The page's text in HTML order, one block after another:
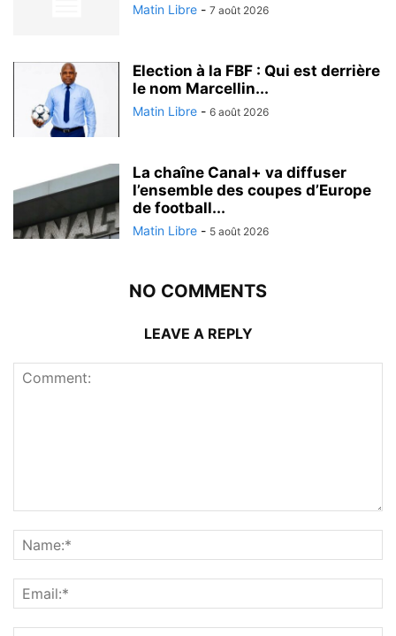
Matin Libre - 7 août 2026
Election à la FBF : Qui est derrière
le nom Marcellin...
Matin Libre - 6 août 2026
La chaîne Canal+ va diffuser
l’ensemble des coupes d’Europe
de football...
Matin Libre - 5 août 2026
NO COMMENTS
LEAVE A REPLY